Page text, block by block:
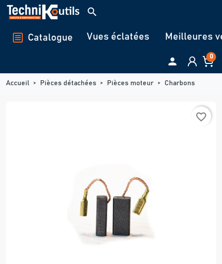
Panneau de gestion des cookies
search
Catalogue Vues éclatées Meilleures
 0
Accueil Pièces détachées Pièces moteur Charbons
favorite_border